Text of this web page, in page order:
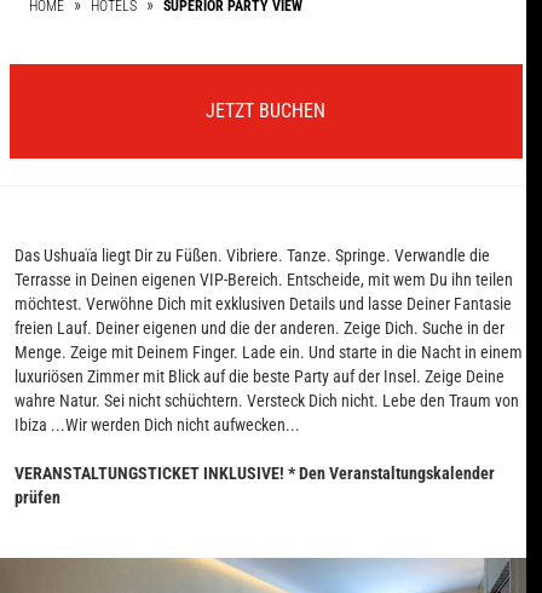
HOME HOTELS SUPERIOR PARTY VIEW
JETZT BUCHEN
Das Ushuaïa liegt Dir zu Füßen. Vibriere. Tanze. Springe. Verwandle die
Terrasse in Deinen eigenen VIP-Bereich. Entscheide, mit wem Du ihn teilen
möchtest. Verwöhne Dich mit exklusiven Details und lasse Deiner Fantasie
freien Lauf. Deiner eigenen und die der anderen. Zeige Dich. Suche in der
Menge. Zeige mit Deinem Finger. Lade ein. Und starte in die Nacht in einem
luxuriösen Zimmer mit Blick auf die beste Party auf der Insel. Zeige Deine
wahre Natur. Sei nicht schüchtern. Versteck Dich nicht. Lebe den Traum von
Ibiza ...Wir werden Dich nicht aufwecken...
VERANSTALTUNGSTICKET INKLUSIVE! * Den Veranstaltungskalender
prüfen